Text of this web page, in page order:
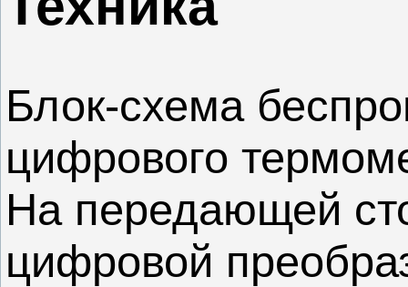
Блок-схема
цифрового
На передающей
цифровой